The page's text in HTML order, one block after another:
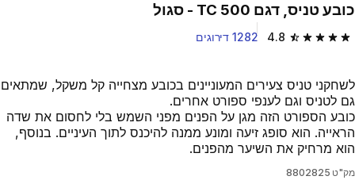
כובע טניס, דגם TC 500 - סגול
4.8 4.8 out of 5 stars from 1282 reviews 1282 דירוגים
לשחקני טניס צעירים המעוניינים בכובע מצחייה קל משקל, שמתאים
גם לטניס וגם לענפי ספורט אחרים.
כובע הספורט הזה מגן על הפנים מפני השמש בלי לחסום את שדה
הראייה. הוא סופג זיעה ומונע ממנה להיכנס לתוך העיניים. בנוסף,
הוא מרחיק את השיער מהפנים.
מק"ט 8802825